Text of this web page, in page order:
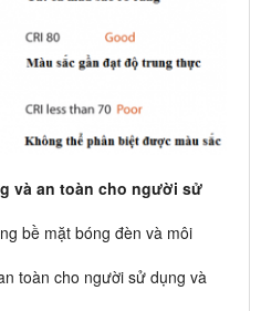
và an toàn cho người sử
bề mặt bóng đèn và môi
toàn cho người sử dụng và